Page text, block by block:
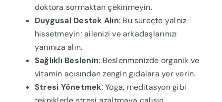
doktora sormaktan çekinmeyin.
Duygusal Destek Alın: Bu süreçte yalnız
hissetmeyin; ailenizi ve arkadaşlarınızı
yanınıza alın.
Sağlıklı Beslenin: Beslenmenizde organik ve
vitamin açısından zengin gıdalara yer verin.
Stresi Yönetmek: Yoga, meditasyon gibi